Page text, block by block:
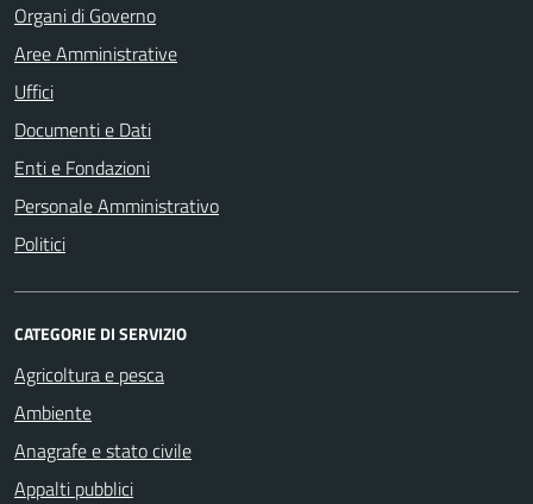
Organi di Governo
Aree Amministrative
Uffici
Documenti e Dati
Enti e Fondazioni
Personale Amministrativo
Politici
CATEGORIE DI SERVIZIO
Agricoltura e pesca
Ambiente
Anagrafe e stato civile
Appalti pubblici